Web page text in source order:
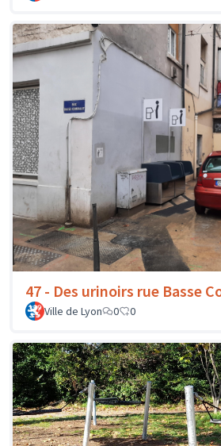
47 - Des urinoirs rue Basse
Ville de Lyon
0 0